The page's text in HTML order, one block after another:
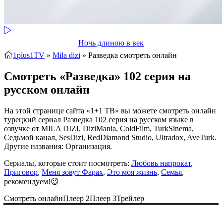
Ночь длиною в век
1plus1TV » Mila dizi » Разведка смотреть онлайн
Смотреть «Разведка» 102 серия на
русском онлайн
На этой странице сайта «1+1 ТВ» вы можете смотреть онлайн
турецкий сериал Разведка 102 серия на русском языке в
озвучке от MILA DIZI, DiziMania, ColdFilm, TurkSinema,
Седьмой канал, SesDizi, RedDiamond Studio, Ultradox, AveTurk.
Другие названия: Организация.
Сериалы, которые стоит посмотреть: Любовь напрокат,
Приговор, Меня зовут Фарах, Это моя жизнь, Семья,
рекомендуем!😉
Смотреть онлайнПлеер 2Плеер 3Трейлер